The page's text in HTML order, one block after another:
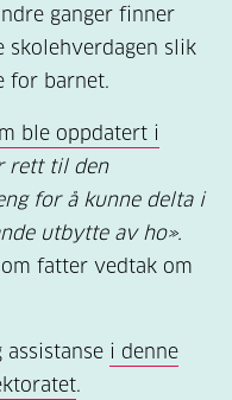
ganger finner
skolehverdagen slik
for barnet.
ble oppdatert i
rett til den
for å kunne delta i
utbytte av ho».
fatter vedtak om
i denne
.